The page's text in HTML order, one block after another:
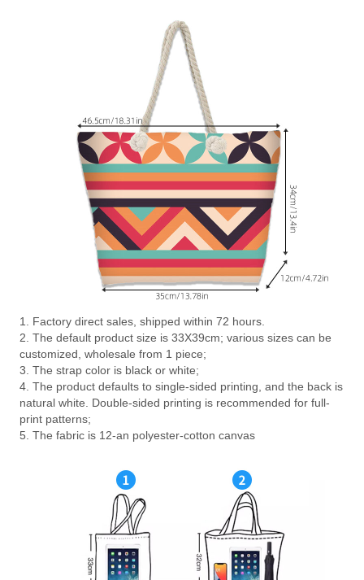
1. Factory direct sales, shipped within 72 hours.
2. The default product size is 33X39cm; various sizes can be
customized, wholesale from 1 piece;
3. The strap color is black or white;
4. The product defaults to single-sided printing, and the back is
natural white. Double-sided printing is recommended for full-
print patterns;
5. The fabric is 12-an polyester-cotton canvas